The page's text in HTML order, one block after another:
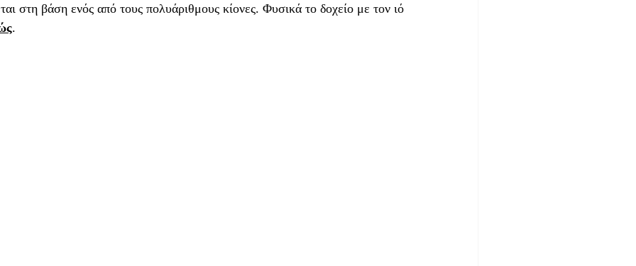
στη βάση ενός από τους πολυάριθμους κίονες. Φυσικά το δοχείο με τον ιό
.